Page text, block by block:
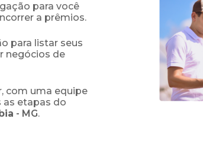
para você
a prêmios.
para listar seus
negócios de
com uma equipe
as etapas do
- MG.